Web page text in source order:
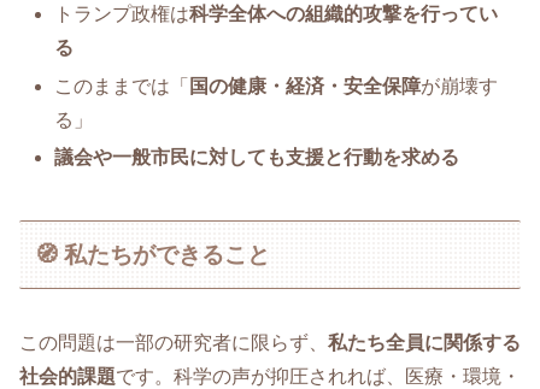
トランプ政権は科学全体への組織的攻撃を行ってい
る
このままでは「 国の健康・経済・安全保障が崩壊す
る」
議会や一般市民に対しても支援と行動を求める
🧭 私たちができること
この問題は一部の研究者に限らず、 私たち全員に関係する
社会的課題です。科学の声が抑圧されれば、医療・環境・